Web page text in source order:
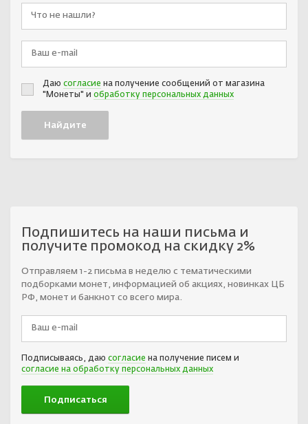
Даю согласие на получение сообщений от магазина
"Монеты" и обработку персональных данных
Подпишитесь на наши письма и
получите промокод на скидку 2%
Отправляем 1-2 письма в неделю с тематическими
подборками монет, информацией об акциях, новинках ЦБ
РФ, монет и банкнот со всего мира.
Подписываясь, даю согласие на получение писем и
согласие на обработку персональных данных